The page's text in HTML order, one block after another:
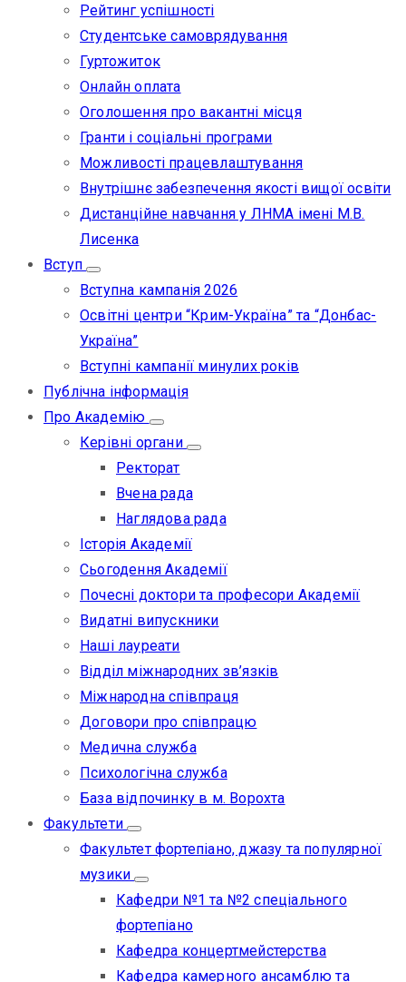
Рейтинг успішності
Студентське самоврядування
Гуртожиток
Онлайн оплата
Оголошення про вакантні місця
Гранти і соціальні програми
Можливості працевлаштування
Внутрішнє забезпечення якості вищої освіти
Дистанційне навчання у ЛНМА імені М.В.
Лисенка
Вступ
Вступна кампанія 2026
Освітні центри “Крим-Україна” та “Донбас-
Україна”
Вступні кампанії минулих років
Публічна інформація
Про Академію
Керівні органи
Ректорат
Вчена рада
Наглядова рада
Історія Академії
Сьогодення Академії
Почесні доктори та професори Академії
Видатні випускники
Наші лауреати
Відділ міжнародних зв’язків
Міжнародна співпраця
Договори про співпрацю
Медична служба
Психологічна служба
База відпочинку в м. Ворохта
Факультети
Факультет фортепіано, джазу та популярної
музики
Кафедри №1 та №2 спеціального
фортепіано
Кафедра концертмейстерства
Кафедра камерного ансамблю та